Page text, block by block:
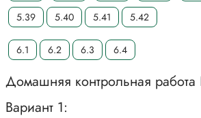
5.39
5.40 5.41 5.42
6.1 6.2 6.3 6.4
Домашняя контрольная
Вариант 1: